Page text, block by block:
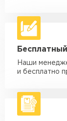
макс. длина
Машина - 10
макс. длина
Машина - 20
Манипулятор
макс. длина
Наши
и бесплатно